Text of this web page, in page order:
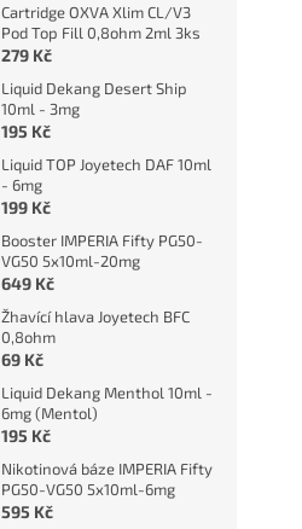
Cartridge OXVA Xlim CL/V3
Pod Top Fill 0,8ohm 2ml 3ks
279 Kč
Liquid Dekang Desert Ship
10ml - 3mg
195 Kč
Liquid TOP Joyetech DAF 10ml
- 6mg
199 Kč
Booster IMPERIA Fifty PG50-
VG50 5x10ml-20mg
649 Kč
Žhavící hlava Joyetech BFC
0,8ohm
69 Kč
Liquid Dekang Menthol 10ml -
6mg (Mentol)
195 Kč
Nikotinová báze IMPERIA Fifty
PG50-VG50 5x10ml-6mg
595 Kč